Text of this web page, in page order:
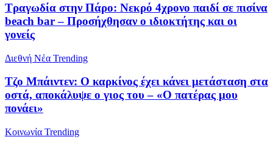
Τραγωδία στην Πάρο: Νεκρό 4χρονο παιδί σε πισίνα
beach bar – Προσήχθησαν ο ιδιοκτήτης και οι
γονείς
Διεθνή Νέα Trending
Τζο Μπάιντεν: Ο καρκίνος έχει κάνει μετάσταση στα
οστά, αποκάλυψε ο γιος του – «Ο πατέρας μου
πονάει»
Κοινωνία Trending